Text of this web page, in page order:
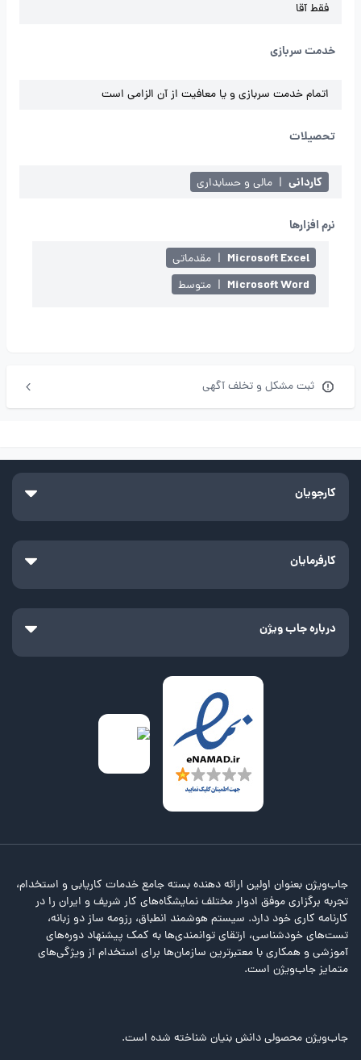
فقط آقا
خدمت سربازی
اتمام خدمت سربازی و یا معافیت از آن الزامی است
تحصیلات
کاردانی | مالی و حسابداری
نرم افزارها
Microsoft Excel
| مقدماتی
Microsoft Word
| متوسط
ثبت مشکل و تخلف آگهی
کارجویان
کارفرمایان
درباره جاب ویژن
جاب‌ویژن بعنوان اولین ارائه دهنده بسته جامع خدمات کاریابی و استخدام،
تجربه برگزاری موفق ادوار مختلف نمایشگاه‌های کار شریف و ایران را در
کارنامه کاری خود دارد. سیستم هوشمند انطباق، رزومه ساز دو زبانه،
تست‌های خودشناسی، ارتقای توانمندی‌ها به کمک پیشنهاد دوره‌های
آموزشی و همکاری با معتبرترین سازمان‌ها برای استخدام از ویژگی‌های
متمایز جاب‌ویژن است.
جاب‌ویژن محصولی دانش بنیان شناخته شده است.